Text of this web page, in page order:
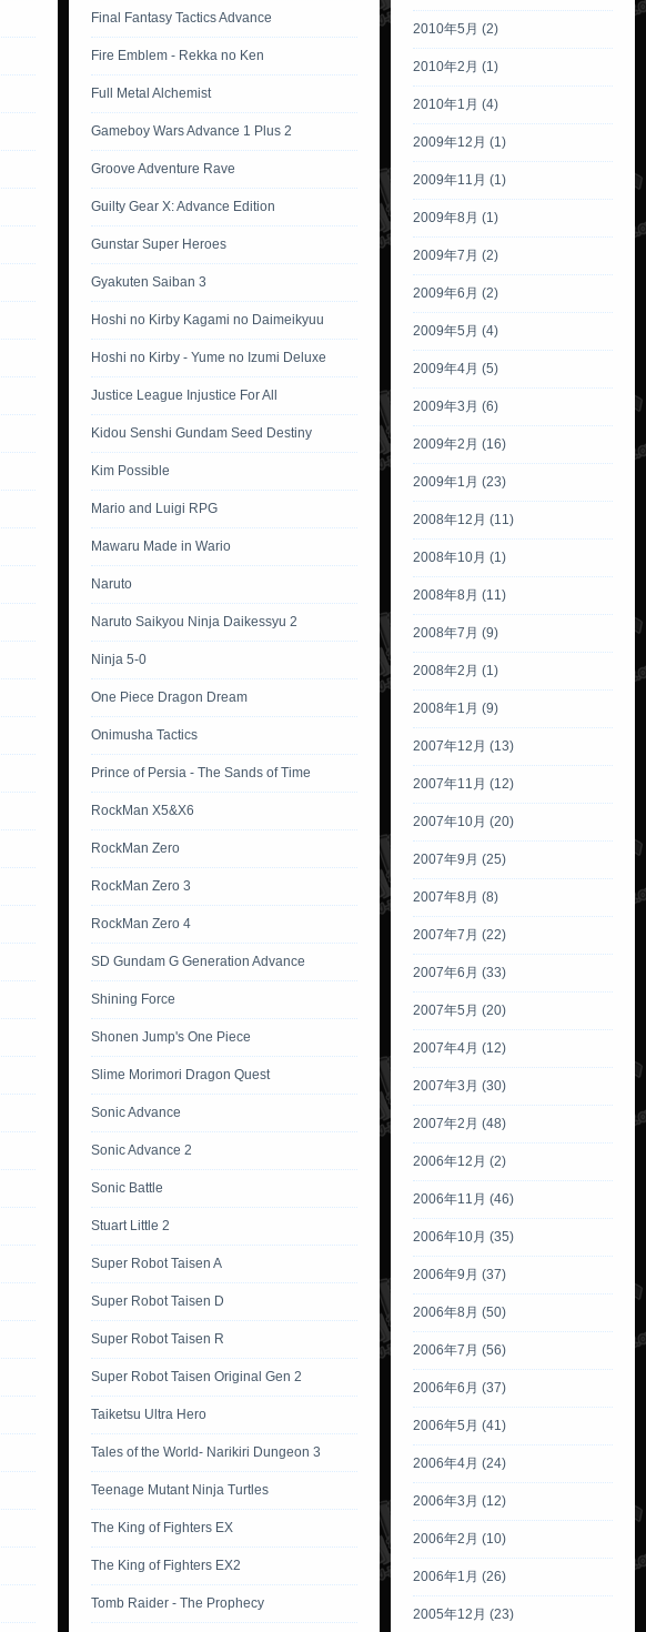
Final Fantasy Tactics Advance
Fire Emblem - Rekka no Ken
Full Metal Alchemist
Gameboy Wars Advance 1 Plus 2
Groove Adventure Rave
Guilty Gear X: Advance Edition
Gunstar Super Heroes
Gyakuten Saiban 3
Hoshi no Kirby Kagami no Daimeikyuu
Hoshi no Kirby - Yume no Izumi Deluxe
Justice League Injustice For All
Kidou Senshi Gundam Seed Destiny
Kim Possible
Mario and Luigi RPG
Mawaru Made in Wario
Naruto
Naruto Saikyou Ninja Daikessyu 2
Ninja 5-0
One Piece Dragon Dream
Onimusha Tactics
Prince of Persia - The Sands of Time
RockMan X5&X6
RockMan Zero
RockMan Zero 3
RockMan Zero 4
SD Gundam G Generation Advance
Shining Force
Shonen Jump's One Piece
Slime Morimori Dragon Quest
Sonic Advance
Sonic Advance 2
Sonic Battle
Stuart Little 2
Super Robot Taisen A
Super Robot Taisen D
Super Robot Taisen R
Super Robot Taisen Original Gen 2
Taiketsu Ultra Hero
Tales of the World- Narikiri Dungeon 3
Teenage Mutant Ninja Turtles
The King of Fighters EX
The King of Fighters EX2
Tomb Raider - The Prophecy
2010年5月 (2)
2010年2月 (1)
2010年1月 (4)
2009年12月 (1)
2009年11月 (1)
2009年8月 (1)
2009年7月 (2)
2009年6月 (2)
2009年5月 (4)
2009年4月 (5)
2009年3月 (6)
2009年2月 (16)
2009年1月 (23)
2008年12月 (11)
2008年10月 (1)
2008年8月 (11)
2008年7月 (9)
2008年2月 (1)
2008年1月 (9)
2007年12月 (13)
2007年11月 (12)
2007年10月 (20)
2007年9月 (25)
2007年8月 (8)
2007年7月 (22)
2007年6月 (33)
2007年5月 (20)
2007年4月 (12)
2007年3月 (30)
2007年2月 (48)
2006年12月 (2)
2006年11月 (46)
2006年10月 (35)
2006年9月 (37)
2006年8月 (50)
2006年7月 (56)
2006年6月 (37)
2006年5月 (41)
2006年4月 (24)
2006年3月 (12)
2006年2月 (10)
2006年1月 (26)
2005年12月 (23)